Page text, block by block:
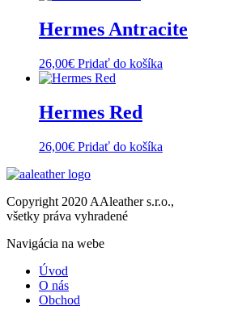
Hermes Antracite
26,00€ Pridať do košíka
Hermes Red
26,00€ Pridať do košíka
Copyright 2020 AAleather s.r.o.,
všetky práva vyhradené
Navigácia na webe
Úvod
O nás
Obchod